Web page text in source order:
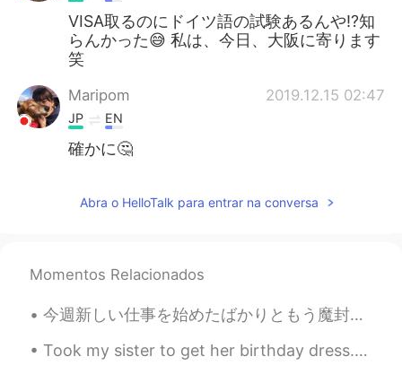
VISA取るのにドイツ語の試験あるんや⁉️知
らんかった😅 私は、今日、大阪に寄ります
笑
Maripom 2019.12.15 02:47
JP EN
確かに🤔
Abra o HelloTalk para entrar na conversa
Momentos Relacionados
今週新しい仕事を始めたばかりともう魔封波の出来方が分かりたい This week I started a new job and I already want to know how to us...
Took my sister to get her birthday dress. Her quinceanera is in three weeks. Isn’t it beautiful? ...